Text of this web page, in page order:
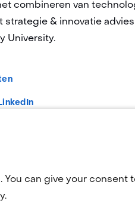
combineren van
strategie & innovatie
University.
can give your consent